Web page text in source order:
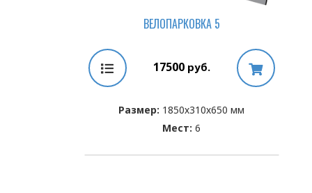
ВЕЛОПАРКОВКА 5
17500руб.
Размер: 1850х310х650 мм
Мест: 6